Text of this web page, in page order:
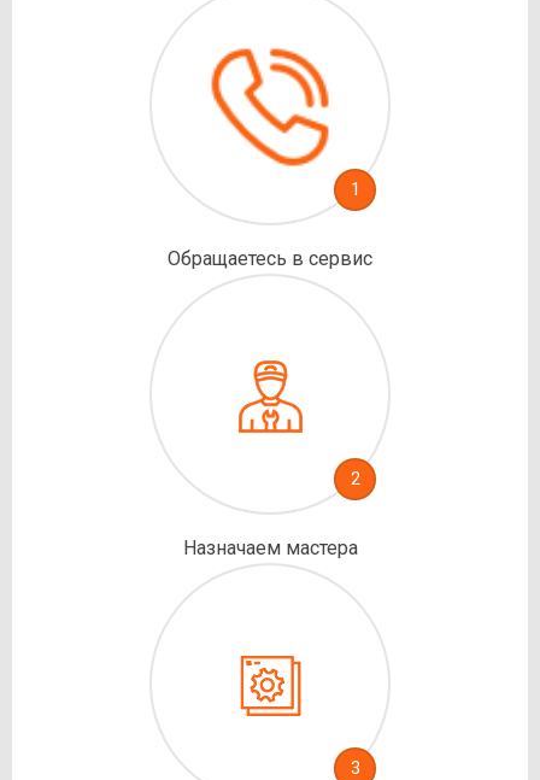
1
Обращаетесь в сервис
2
Назначаем мастера
3